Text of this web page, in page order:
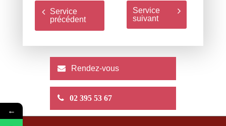
Service
précédent
Service
suivant
Rendez-vous
02 395 53 67
←